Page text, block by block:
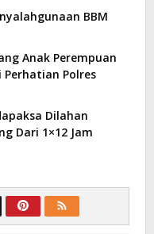
BBM
Anak Perempuan
Perhatian Polres
Dilahan
Dari 1×12 Jam